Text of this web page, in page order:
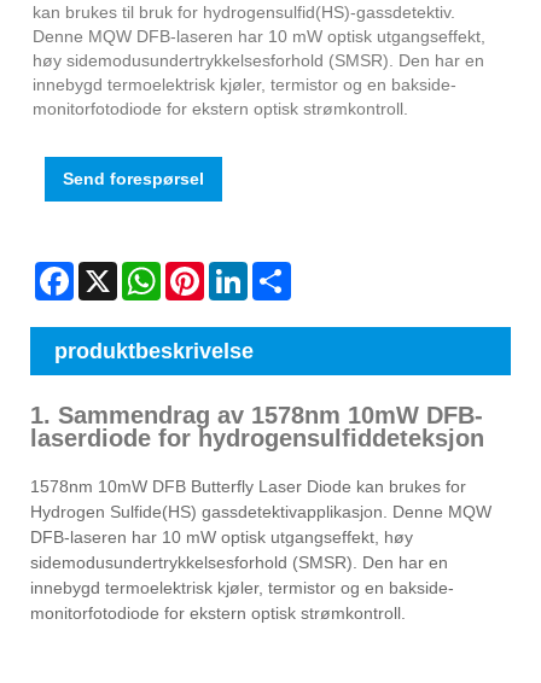
kan brukes til bruk for hydrogensulfid(HS)-gassdetektiv.
Denne MQW DFB-laseren har 10 mW optisk utgangseffekt,
høy sidemodusundertrykkelsesforhold (SMSR). Den har en
innebygd termoelektrisk kjøler, termistor og en bakside-
monitorfotodiode for ekstern optisk strømkontroll.
Send forespørsel
Facebook
X WhatsAppPinterestLinkedIn
produktbeskrivelse
1. Sammendrag av 1578nm 10mW DFB-
laserdiode for hydrogensulfiddeteksjon
1578nm 10mW DFB Butterfly Laser Diode kan brukes for
Hydrogen Sulfide(HS) gassdetektivapplikasjon. Denne MQW
DFB-laseren har 10 mW optisk utgangseffekt, høy
sidemodusundertrykkelsesforhold (SMSR). Den har en
innebygd termoelektrisk kjøler, termistor og en bakside-
monitorfotodiode for ekstern optisk strømkontroll.